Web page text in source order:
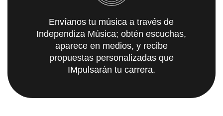
Envíanos tu música a través de
Independiza Música; obtén escuchas,
aparece en medios, y recibe
propuestas personalizadas que
IMpulsarán tu carrera.